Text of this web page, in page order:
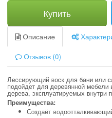
Купить
Описание
Отзывов (0)
Лессирующий воск для бани или
подойдет для деревянной
дерева, эксплуатируемых
Преимущества:
Создаёт